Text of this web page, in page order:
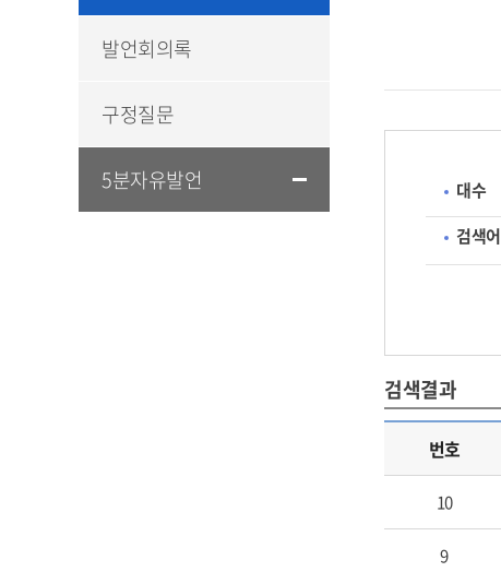
발언회의록
구정질문
5분자유발언
대수
검색어
검색결과
번호
10
9